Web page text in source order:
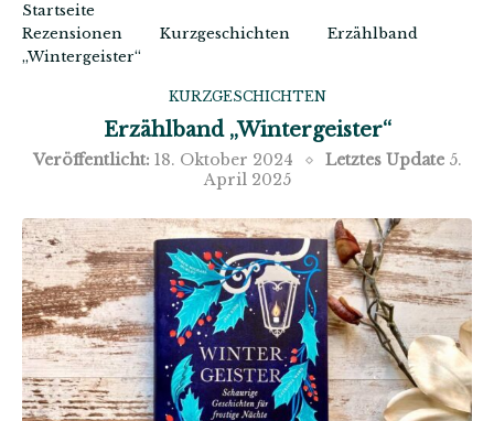
Startseite
Rezensionen
Kurzgeschichten
Erzählband
„Wintergeister“
KURZGESCHICHTEN
Erzählband „Wintergeister“
Veröffentlicht: 18. Oktober 2024 Letztes Update 5.
April 2025